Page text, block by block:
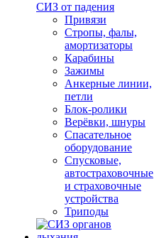
СИЗ от падения
Привязи
Стропы, фалы,
амортизаторы
Карабины
Зажимы
Анкерные линии,
петли
Блок-ролики
Верёвки, шнуры
Спасательное
оборудование
Спусковые,
автостраховочные
и страховочные
устройства
Триподы